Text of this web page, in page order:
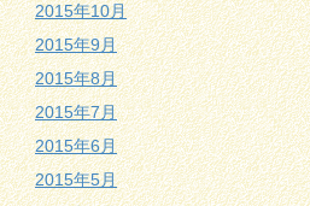
2015年10月
2015年9月
2015年8月
2015年7月
2015年6月
2015年5月